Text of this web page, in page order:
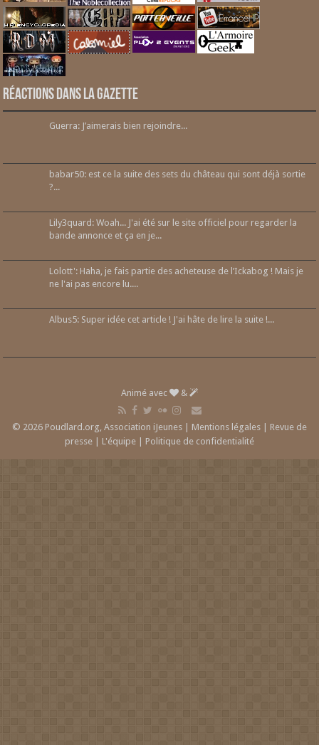
Réactions dans la gazette
Guerra: J’aimerais bien rejoindre...
babar50: est ce la suite des sets du château qui sont déjà sortie
?...
Lily3quard: Woah... J'ai été sur le site officiel pour regarder la
bande annonce et ça en je...
Lolott': Haha, je fais partie des acheteuse de l’Ickabog ! Mais je
ne l'ai pas encore lu....
Albus5: Super idée cet article ! J'ai hâte de lire la suite !...
Animé avec &
© 2026 Poudlard.org, Association iJeunes | Mentions légales
Revue de
presse
L'équipe Politique de confidentialité